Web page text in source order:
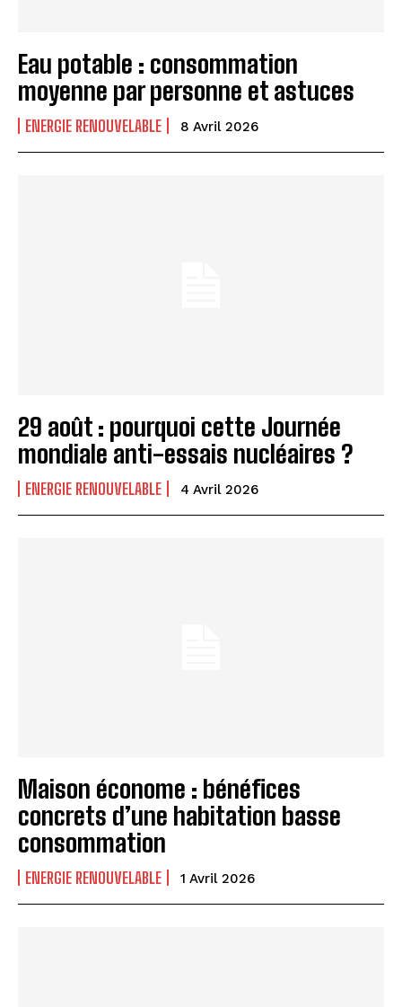
Eau potable : consommation
moyenne par personne et astuces
ENERGIE RENOUVELABLE 8 Avril 2026
29 août : pourquoi cette Journée
mondiale anti-essais nucléaires ?
ENERGIE RENOUVELABLE 4 Avril 2026
Maison économe : bénéfices
concrets d’une habitation basse
consommation
ENERGIE RENOUVELABLE 1 Avril 2026